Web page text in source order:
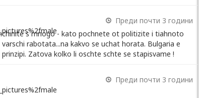
Преди почти 3 години
s mnogo - kato pochnete ot politizite i tiahnoto
rabotata...na kakvo se uchat horata. Bulgaria e
Zatova kolko li oschte schte se stapisvame !
Преди почти 3 години